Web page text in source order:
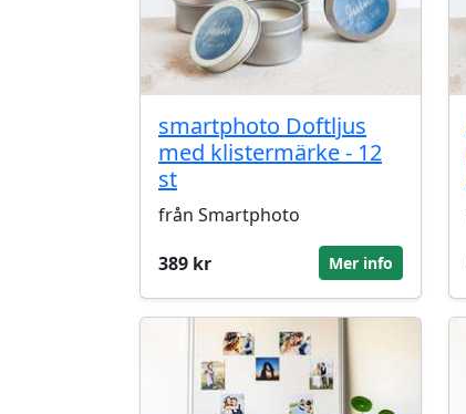
smartphoto Doftljus
med klistermärke - 12
st
från Smartphoto
389 kr
Mer info